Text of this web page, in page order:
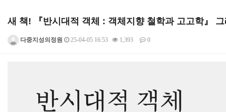
새 책! 『반시대적 객체 : 객체지향 철학과 고고학』
다중지성의정원 25-04-05 16:53 1,393 0